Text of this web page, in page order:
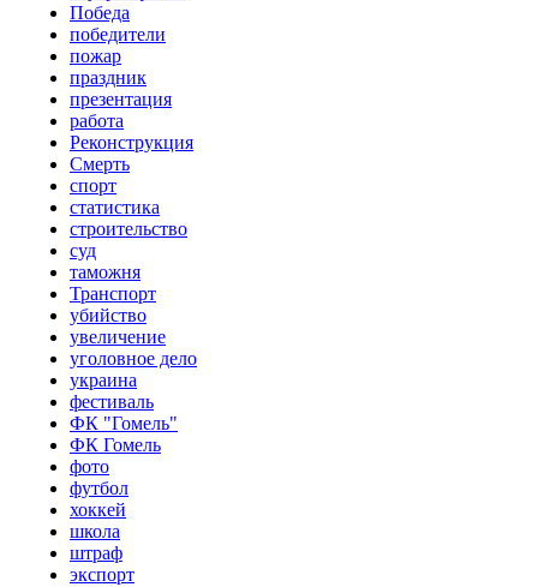
Победа
победители
пожар
праздник
презентация
работа
Реконструкция
Смерть
спорт
статистика
строительство
суд
таможня
Транспорт
убийство
увеличение
уголовное дело
украина
фестиваль
ФК "Гомель"
ФК Гомель
фото
футбол
хоккей
школа
штраф
экспорт